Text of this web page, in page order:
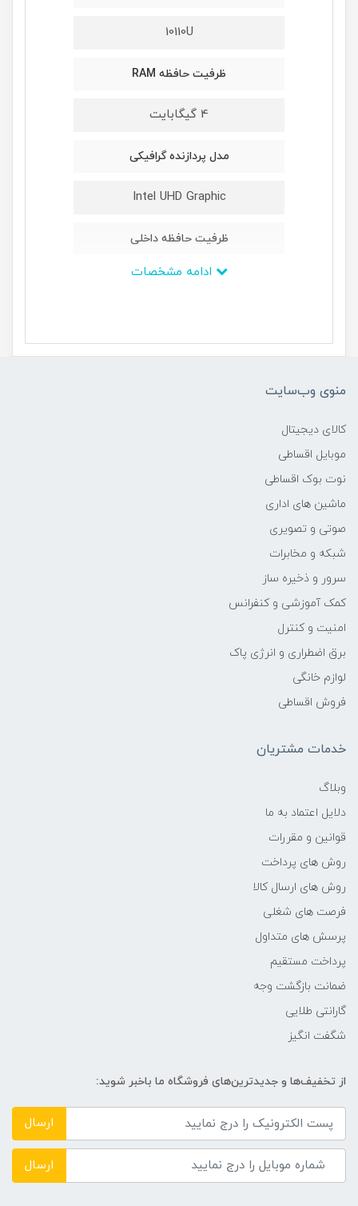
10110U
ظرفیت حافظه RAM
4 گیگابایت
مدل پردازنده گرافیکی
Intel UHD Graphic
ظرفیت حافظه داخلی
یک ترابایت
Core i3
محدوده سرعت پردازنده
بدون حافظه‌ی گرافیکی مجزا
اندازه صفحه نمایش
15.6 اینچ
منوی وب‌سایت
کالای دیجیتال
موبایل اقساطی
نوت بوک اقساطی
ماشین های اداری
صوتی و تصویری
شبکه و مخابرات
سرور و ذخیره ساز
کمک آموزشی و کنفرانس
امنیت و کنترل
برق اضطراری و انرژی پاک
لوازم خانگی
فروش اقساطی
خدمات مشتریان
وبلاگ
دلایل اعتماد به ما
قوانین و مقررات
روش های پرداخت
روش های ارسال کالا
فرصت های شغلی
پرسش های متداول
پرداخت مستقیم
ضمانت بازگشت وجه
گارانتی طلایی
شگفت انگیز
از تخفیف‌ها و جدیدترین‌های فروشگاه ما باخبر شوید:
ارسال
ارسال